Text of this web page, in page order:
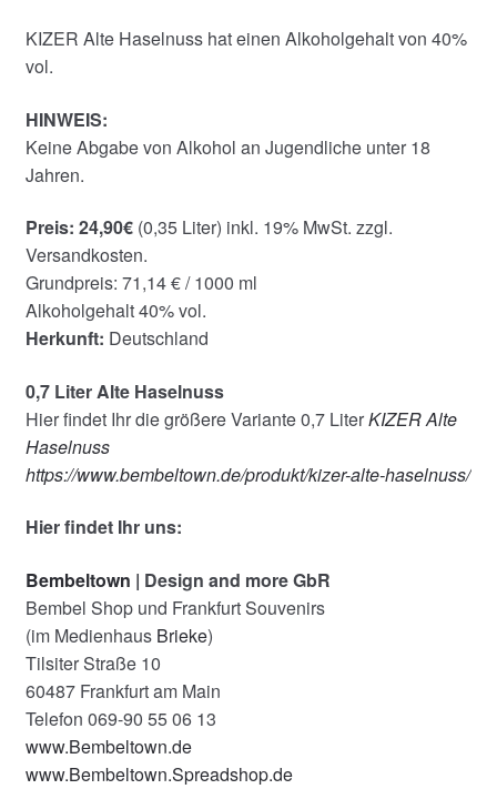
KIZER Alte Haselnuss hat einen Alkoholgehalt von 40%
vol.
HINWEIS:
Keine Abgabe von Alkohol an Jugendliche unter 18
Jahren.
Preis: 24,90€(0,35 Liter) inkl. 19% MwSt. zzgl.
Versandkosten.
Grundpreis: 71,14 € / 1000 ml
Alkoholgehalt 40% vol.
Herkunft: Deutschland
0,7 Liter Alte Haselnuss
Hier findet Ihr die größere Variante 0,7 LiterKIZER Alte
Haselnuss
https://www.bembeltown.de/produkt/kizer-alte-haselnuss/
Hier findet Ihr uns:
Bembeltown | Design and more GbR
Bembel Shop und Frankfurt Souvenirs
(im Medienhaus Brieke)
Tilsiter Straße 10
60487 Frankfurt am Main
Telefon 069-90 55 06 13
www.Bembeltown.de
www.Bembeltown.Spreadshop.de